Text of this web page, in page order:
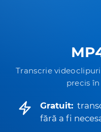
Transcrie
precis
Gratuit:
fără a fi